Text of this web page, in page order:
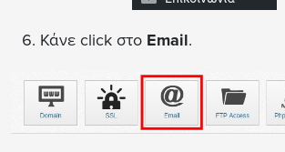
Κάνε click στο Email.